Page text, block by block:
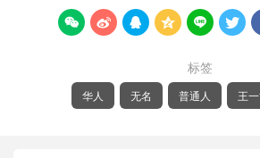
     
标签
华人 无名 普通人 王